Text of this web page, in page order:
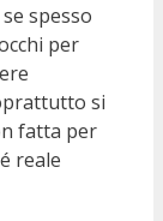
spesso
per
si
fatta per
reale